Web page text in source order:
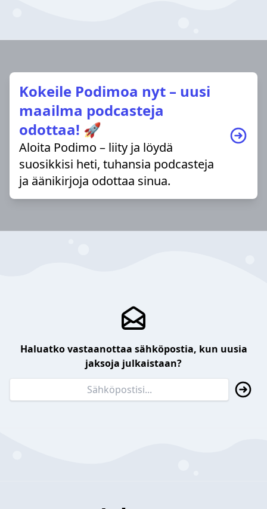
Kokeile Podimoa nyt – uusi
maailma podcasteja
odottaa! 🚀
Aloita Podimo – liity ja löydä
suosikkisi heti, tuhansia podcasteja
ja äänikirjoja odottaa sinua.
Haluatko vastaanottaa sähköpostia, kun uusia
jaksoja julkaistaan?